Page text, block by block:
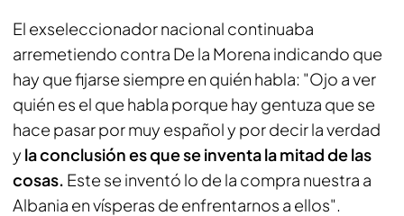
El exseleccionador nacional continuaba
arremetiendo contra De la Morena indicando que
hay que fijarse siempre en quién habla: "Ojo a ver
quién es el que habla porque hay gentuza que se
hace pasar por muy español y por decir la verdad
y la conclusión es que se inventa la mitad de las
cosas. Este se inventó lo de la compra nuestra a
Albania en vísperas de enfrentarnos a ellos".